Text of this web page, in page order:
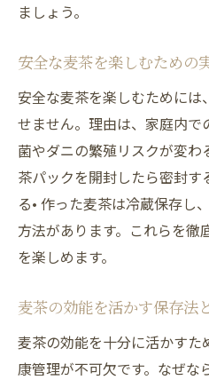
ましょう。
安全な麦茶を楽しむための
安全な麦茶を楽しむために
せません。理由は、家庭内
菌やダニの繁殖リスクが変わ
茶パックを開封したら密封す
る• 作った麦茶は冷蔵保存し
方法があります。これらを徹
を楽しめます。
麦茶の効能を活かす保存法
麦茶の効能を十分に活かす
康管理が不可欠です。なぜな